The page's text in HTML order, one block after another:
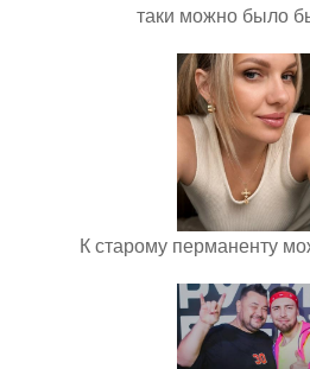
таки можно было
К старому перманенту